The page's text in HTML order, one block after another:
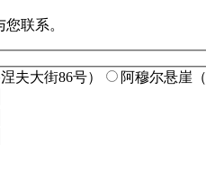
联系。
夫大街86号） 阿穆尔悬崖